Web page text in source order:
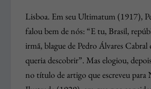
Lisboa. Em seu Ultimatum (1917),
falou bem de nós: “E tu, Brasil,
irmã, blague de Pedro Álvares Cabral
queria descobrir”. Mas elogiou,
no título de artigo que escreveu para